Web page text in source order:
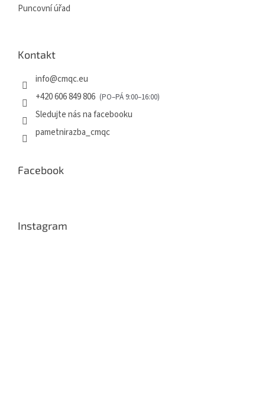
Puncovní úřad
Kontakt
info@cmqc.eu
+420 606 849 806
Sledujte nás na facebooku
pametnirazba_cmqc
Facebook
Instagram